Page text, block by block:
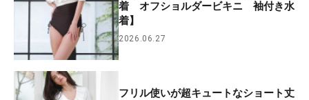
着 オフショルダービキニ 袖付き水
着】
2026.06.27
フリル使いが超キュートなショート丈